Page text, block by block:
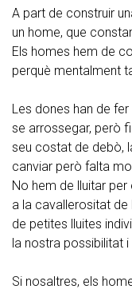
A part de construir
un home, que
Els homes hem de
perquè mentalment
Les dones han de
se arrossegar, però
seu costat de debò,
canviar però falta
No hem de lluitar
a la cavallerositat de
de petites lluites
la nostra possibilitat i
Si nosaltres, els